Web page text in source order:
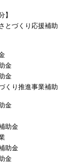
】
とづくり応援補助
金
金
くり推進事業補助
金
助金
助金
金